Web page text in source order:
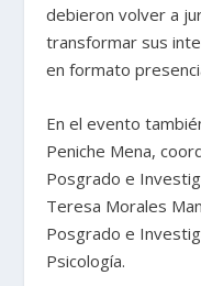
debieron volver a
transformar sus
en formato
En el evento
Peniche Mena,
Posgrado e
Teresa Morales
Posgrado e
Psicología.